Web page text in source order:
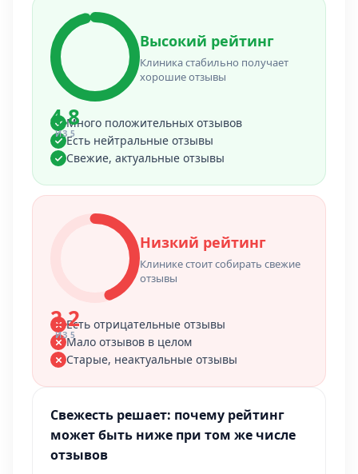
4.8
ИЗ 5
Высокий рейтинг
Клиника стабильно получает
хорошие отзывы
Много положительных отзывов
Есть нейтральные отзывы
Свежие, актуальные отзывы
2.2
ИЗ 5
Низкий рейтинг
Клинике стоит собирать свежие
отзывы
Есть отрицательные отзывы
Мало отзывов в целом
Старые, неактуальные отзывы
Свежесть решает: почему рейтинг
может быть ниже при том же числе
отзывов